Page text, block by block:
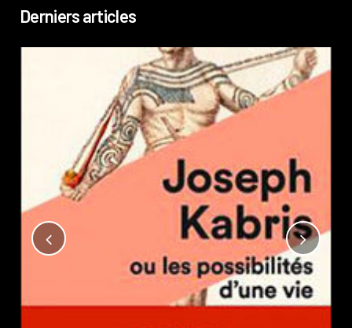
Derniers articles